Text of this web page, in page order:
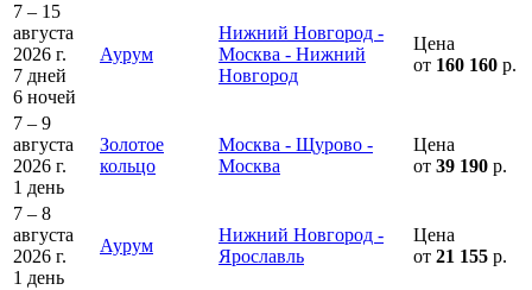
7 – 15
августа
2026 г.
7 дней
6 ночей
Аурум
Нижний Новгород -
Москва - Нижний
Новгород
Цена
от 160 160 р.
7 – 9
августа
2026 г.
1 день
Золотое
кольцо
Москва - Щурово -
Москва
Цена
от 39 190 р.
7 – 8
августа
2026 г.
1 день
Аурум
Нижний Новгород -
Ярославль
Цена
от 21 155 р.